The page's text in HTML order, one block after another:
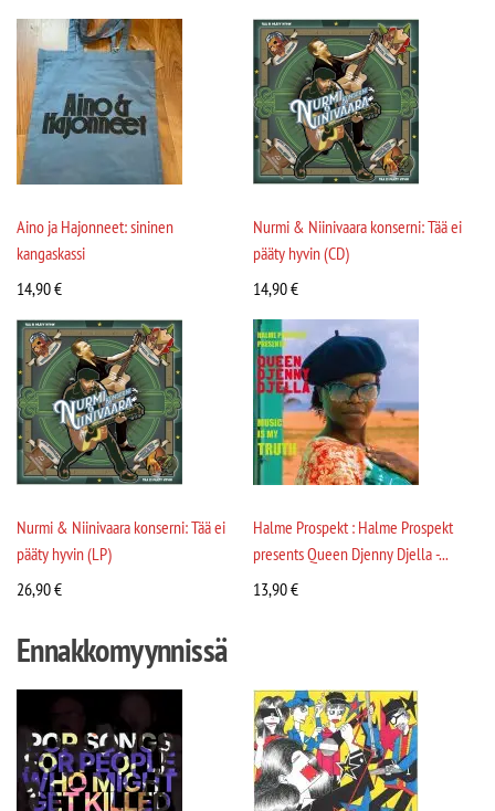
Aino ja Hajonneet: sininen
kangaskassi
14,90€
Nurmi & Niinivaara konserni: Tää ei
pääty hyvin (CD)
14,90€
Nurmi & Niinivaara konserni: Tää ei
pääty hyvin (LP)
26,90€
Halme Prospekt : Halme Prospekt
presents Queen Djenny Djella -...
13,90€
Ennakkomyynnissä